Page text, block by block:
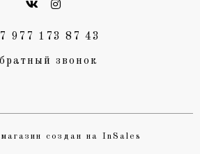
977 173 87 43
звонок
создан на InSales